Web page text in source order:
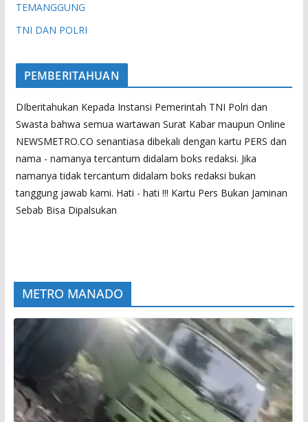
TEMANGGUNG
TNI DAN POLRI
PEMBERITAHUAN
DIberitahukan Kepada Instansi Pemerintah TNI Polri dan
Swasta bahwa semua wartawan Surat Kabar maupun Online
NEWSMETRO.CO senantiasa dibekali dengan kartu PERS dan
nama - namanya tercantum didalam boks redaksi. Jika
namanya tidak tercantum didalam boks redaksi bukan
tanggung jawab kami. Hati - hati !!! Kartu Pers Bukan Jaminan
Sebab Bisa Dipalsukan
METRO MANADO